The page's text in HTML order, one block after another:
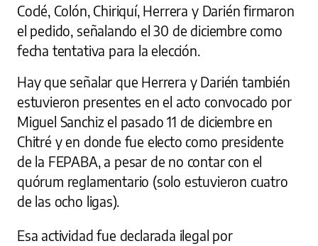
Coclé, Colón, Chiriquí, Herrera y Darién firmaron
el pedido, señalando el 30 de diciembre como
fecha tentativa para la elección.
Hay que señalar que Herrera y Darién también
estuvieron presentes en el acto convocado por
Miguel Sanchiz el pasado 11 de diciembre en
Chitré y en donde fue electo como presidente
de la FEPABA, a pesar de no contar con el
quórum reglamentario (solo estuvieron cuatro
de las ocho ligas).
Esa actividad fue declarada ilegal por